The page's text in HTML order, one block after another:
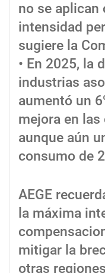
no se aplican
intensidad
sugiere la
• En 2025, la
industrias
aumentó un
mejora en
aunque aún
consumo de
AEGE
la máxima
mitigar la
otras